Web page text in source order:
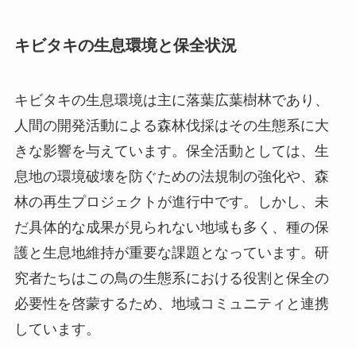
キビタキの生息環境と保全状況
キビタキの生息環境は主に落葉広葉樹林であり、
人間の開発活動による森林伐採はその生態系に大
きな影響を与えています。保全活動としては、生
息地の環境破壊を防ぐための法規制の強化や、森
林の再生プロジェクトが進行中です。しかし、未
だ具体的な成果が見られない地域も多く、種の保
護と生息地維持が重要な課題となっています。研
究者たちはこの鳥の生態系における役割と保全の
必要性を啓蒙するため、地域コミュニティと連携
しています。